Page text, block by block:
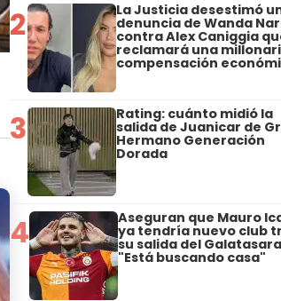
2 La Justicia desestimó
denuncia de Wanda
contra Alex Caniggia
reclamará una
compensación
3 Rating: cuánto midió la
salida de Juanicar de
Hermano Generación
Dorada
4 Aseguran que Mauro
ya tendría nuevo club
su salida del
"Está buscando casa"